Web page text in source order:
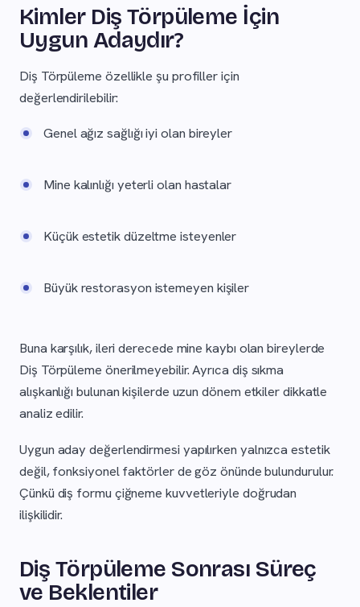
Kimler Diş Törpüleme İçin
Uygun Adaydır?
Diş Törpüleme özellikle şu profiller için
değerlendirilebilir:
Genel ağız sağlığı iyi olan bireyler
Mine kalınlığı yeterli olan hastalar
Küçük estetik düzeltme isteyenler
Büyük restorasyon istemeyen kişiler
Buna karşılık, ileri derecede mine kaybı olan bireylerde
Diş Törpüleme önerilmeyebilir. Ayrıca diş sıkma
alışkanlığı bulunan kişilerde uzun dönem etkiler dikkatle
analiz edilir.
Uygun aday değerlendirmesi yapılırken yalnızca estetik
değil, fonksiyonel faktörler de göz önünde bulundurulur.
Çünkü diş formu çiğneme kuvvetleriyle doğrudan
ilişkilidir.
Diş Törpüleme Sonrası Süreç
ve Beklentiler